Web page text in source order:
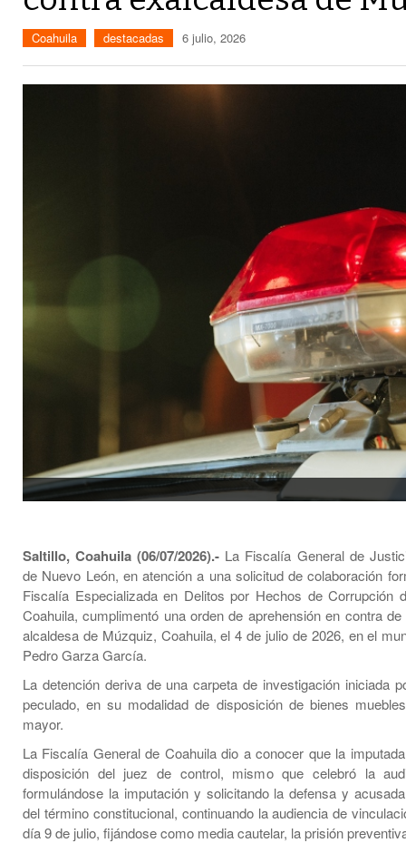
Coahuila destacadas 6 julio, 2026
Saltillo, Coahuila (06/07/2026).- La Fiscalía General de
de Nuevo León, en atención a una solicitud de colaboración
Fiscalía Especializada en Delitos por Hechos de Corrupción
Coahuila, cumplimentó una orden de aprehensión en contra de
alcaldesa de Múzquiz, Coahuila, el 4 de julio de 2026, en el
Pedro Garza García.
La detención deriva de una carpeta de investigación iniciada
peculado, en su modalidad de disposición de bienes
mayor.
La Fiscalía General de Coahuila dio a conocer que la
disposición del juez de control, mismo que celebró la
formulándose la imputación y solicitando la defensa y
del término constitucional, continuando la audiencia de
día 9 de julio, fijándose como media cautelar, la prisión